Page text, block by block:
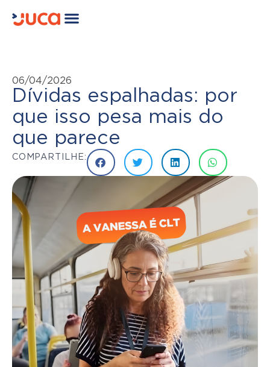
06/04/2026
Dívidas espalhadas: por
que isso pesa mais do
que parece
COMPARTILHE: